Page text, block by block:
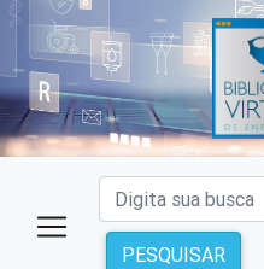
PESQUISAR